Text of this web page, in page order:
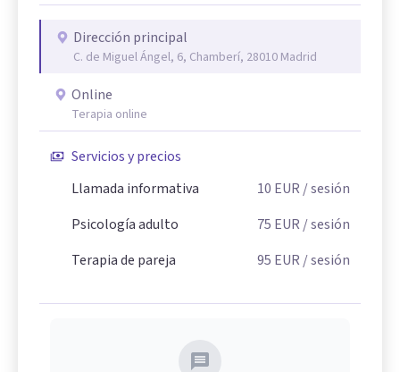
Dirección principal
C. de Miguel Ángel, 6, Chamberí, 28010 Madrid
Online
Terapia online
Servicios y precios
Llamada informativa
10 EUR / sesión
Psicología adulto
75 EUR / sesión
Terapia de pareja
95 EUR / sesión